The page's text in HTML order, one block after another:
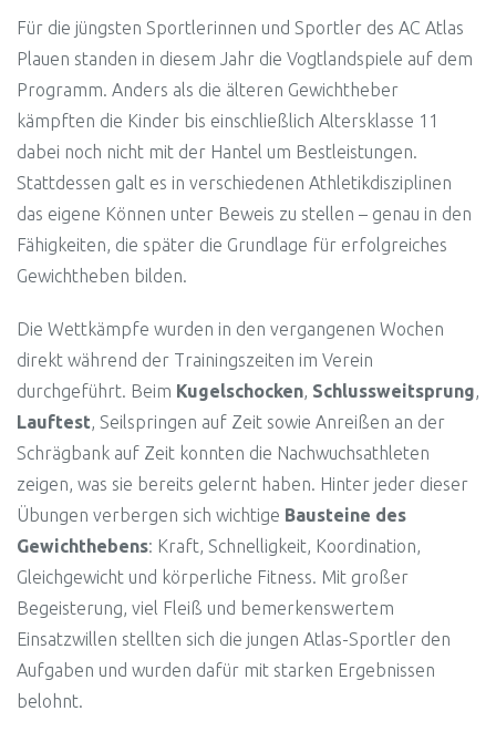
Für die jüngsten Sportlerinnen und Sportler des AC Atlas
Plauen standen in diesem Jahr die Vogtlandspiele auf dem
Programm. Anders als die älteren Gewichtheber
kämpften die Kinder bis einschließlich Altersklasse 11
dabei noch nicht mit der Hantel um Bestleistungen.
Stattdessen galt es in verschiedenen Athletikdisziplinen
das eigene Können unter Beweis zu stellen – genau in den
Fähigkeiten, die später die Grundlage für erfolgreiches
Gewichtheben bilden.
Die Wettkämpfe wurden in den vergangenen Wochen
direkt während der Trainingszeiten im Verein
durchgeführt. Beim Kugelschocken, Schlussweitsprung,
Lauftest, Seilspringen auf Zeit sowie Anreißen an der
Schrägbank auf Zeit konnten die Nachwuchsathleten
zeigen, was sie bereits gelernt haben. Hinter jeder dieser
Übungen verbergen sich wichtige Bausteine des
Gewichthebens: Kraft, Schnelligkeit, Koordination,
Gleichgewicht und körperliche Fitness. Mit großer
Begeisterung, viel Fleiß und bemerkenswertem
Einsatzwillen stellten sich die jungen Atlas-Sportler den
Aufgaben und wurden dafür mit starken Ergebnissen
belohnt.